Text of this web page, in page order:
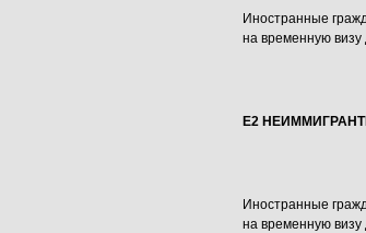
Иностранные
на временную визу
Е2
Иностранные
на временную визу